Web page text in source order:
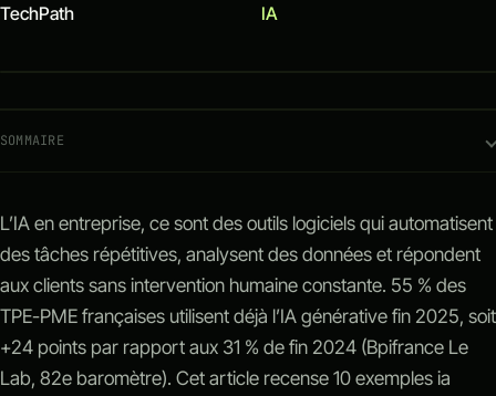
TechPath IA
SOMMAIRE
L’IA en entreprise, ce sont des outils logiciels qui automatisent
des tâches répétitives, analysent des données et répondent
aux clients sans intervention humaine constante. 55 % des
TPE-PME françaises utilisent déjà l’IA générative fin 2025, soit
+24 points par rapport aux 31 % de fin 2024 (Bpifrance Le
Lab, 82e baromètre). Cet article recense 10 exemples ia